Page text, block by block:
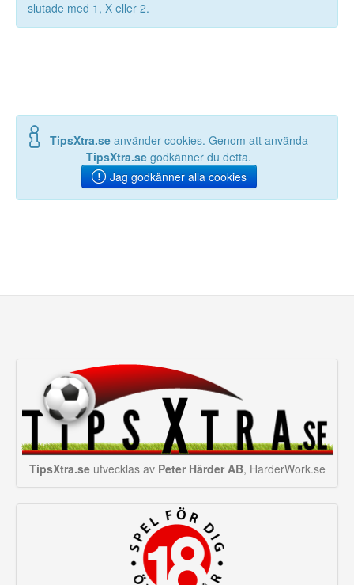
slutade med 1, X eller 2.
TipsXtra.se använder cookies. Genom att använda
TipsXtra.se godkänner du detta.
Jag godkänner alla cookies
TipsXtra.seutvecklas av Peter Härder AB, HarderWork.se